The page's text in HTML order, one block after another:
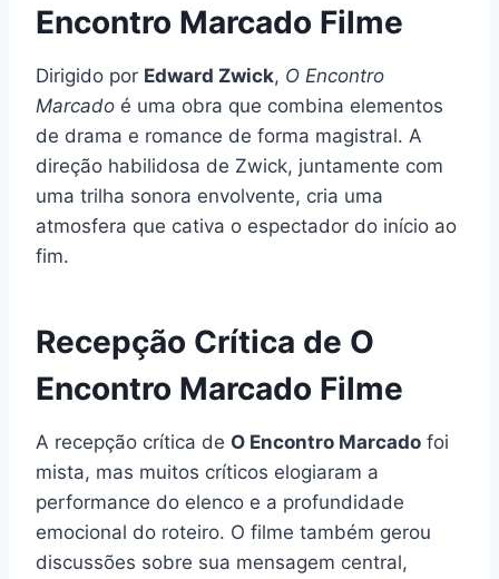
Encontro Marcado Filme
Dirigido por Edward Zwick, O Encontro
Marcado é uma obra que combina elementos
de drama e romance de forma magistral. A
direção habilidosa de Zwick, juntamente com
uma trilha sonora envolvente, cria uma
atmosfera que cativa o espectador do início ao
fim.
Recepção Crítica de O
Encontro Marcado Filme
A recepção crítica de O Encontro Marcado foi
mista, mas muitos críticos elogiaram a
performance do elenco e a profundidade
emocional do roteiro. O filme também gerou
discussões sobre sua mensagem central,